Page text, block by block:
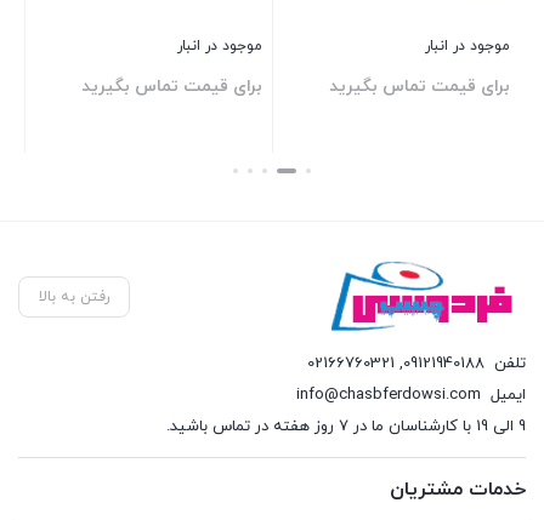
موجود در انبار
برای قیمت تماس بگیرید
موجود در انبار
برای قیمت تماس بگیرید
بستن
رفتن به بالا
تلفن 09121940188
,
02166760321
ایمیل info@chasbferdowsi.com
9 الی 19 با کارشناسان ما در 7 روز هفته در تماس باشید.
خدمات مشتریان